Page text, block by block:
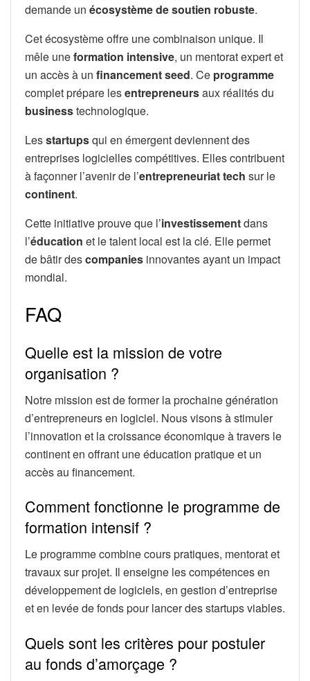
demande un écosystème de soutien robuste.
Cet écosystème offre une combinaison unique. Il
mêle uneformation intensive, un mentorat expert et
un accès à un financement seed. Ce programme
complet prépare lesentrepreneursaux réalités du
businesstechnologique.
Lesstartupsqui en émergent deviennent des
entreprises logicielles compétitives. Elles contribuent
à façonner l’avenir de l’entrepreneuriat tech sur le
continent.
Cette initiative prouve que l’investissementdans
l’éducation et le talent local est la clé. Elle permet
de bâtir descompanies innovantes ayant un impact
mondial.
FAQ
Quelle est la mission de votre
organisation ?
Notre mission est de former la prochaine génération
d’entrepreneurs en logiciel. Nous visons à stimuler
l’innovation et la croissance économique à travers le
continent en offrant une éducation pratique et un
accès au financement.
Comment fonctionne le programme de
formation intensif ?
Le programme combine cours pratiques, mentorat et
travaux sur projet. Il enseigne les compétences en
développement de logiciels, en gestion d’entreprise
et en levée de fonds pour lancer des startups viables.
Quels sont les critères pour postuler
au fonds d’amorçage ?